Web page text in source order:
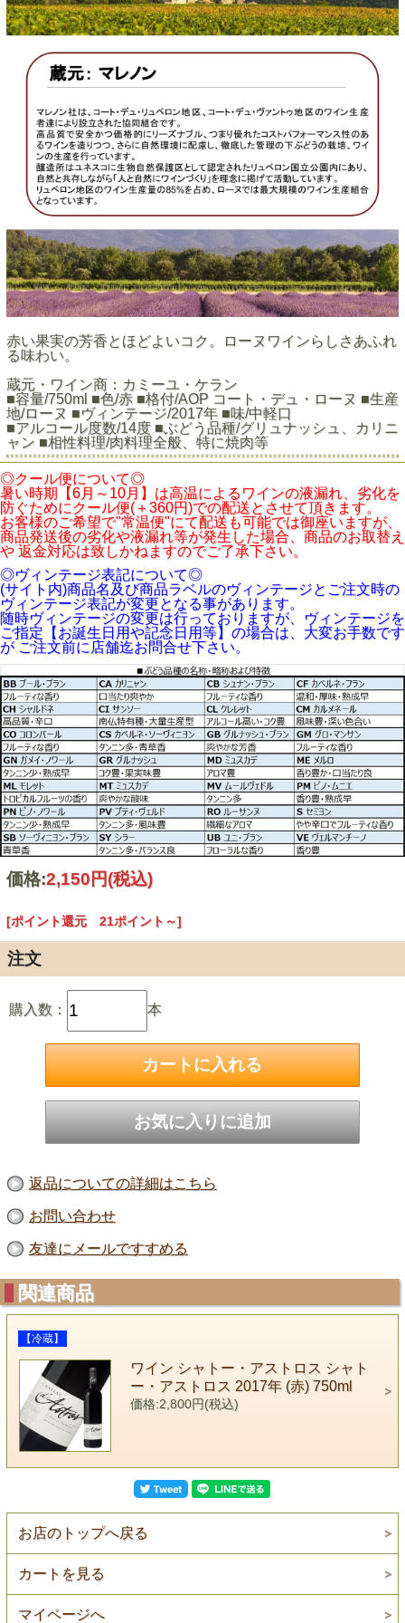
赤い果実の芳香とほどよいコク。ローヌワインらしさあふれ
る味わい。
蔵元・ワイン商：カミーユ・ケラン
■容量/750ml ■色/赤 ■格付/AOP コート・デュ・ローヌ ■生産
地/ローヌ ■ヴィンテージ/2017年 ■味/中軽口
■アルコール度数/14度 ■ぶどう品種/グリュナッシュ、カリニ
ャン ■相性料理/肉料理全般、特に焼肉等
◎クール便について◎
暑い時期【6月～10月】は高温によるワインの液漏れ、劣化を
防ぐためにクール便(＋360円)での配送とさせて頂きます。
お客様のご希望で"常温便"にて配送も可能では御座いますが、
商品発送後の劣化や液漏れ等が発生した場合、商品のお取替え
や 返金対応は致しかねますのでご了承下さい。
◎ヴィンテージ表記について◎
(サイト内)商品名及び商品ラベルのヴィンテージとご注文時の
ヴィンテージ表記が変更となる事があります。
随時ヴィンテージの変更は行っておりますが、ヴィンテージを
ご指定【お誕生日用や記念日用等】の場合は、大変お手数です
が ご注文前に店舗迄お問合せ下さい。
価格:2,150円(税込)
[ポイント還元 21ポイント～]
注文
購入数： 本
返品についての詳細はこちら
お問い合わせ
友達にメールですすめる
関連商品
【冷蔵】
ワイン シャトー・アストロス シャト
ー・アストロス 2017年 (赤) 750ml
価格:2,800円(税込)
お店のトップへ戻る
カートを見る
マイページへ